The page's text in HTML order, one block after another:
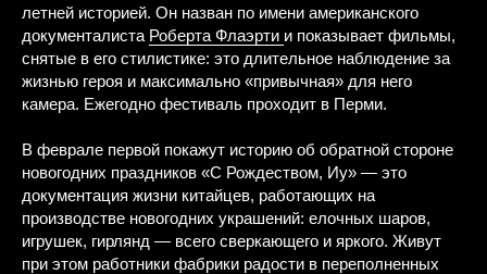
летней историей. Он назван по имени американского
документалиста Роберта Флаэрти и показывает фильмы,
снятые в его стилистике: это длительное наблюдение за
жизнью героя и максимально «привычная» для него
камера. Ежегодно фестиваль проходит в Перми.
В феврале первой покажут историю об обратной стороне
новогодних праздников «С Рождеством, Иу» — это
документация жизни китайцев, работающих на
производстве новогодних украшений: елочных шаров,
игрушек, гирлянд — всего сверкающего и яркого. Живут
при этом работники фабрики радости в переполненных